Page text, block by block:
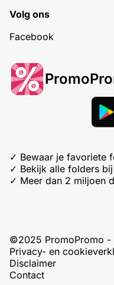
Volg ons
Facebook
✓ Bewaar je favoriete
✓ Bekijk alle folders
✓ Meer dan 2 miljoen
©2025 PromoPromo -
Privacy- en
Disclaimer
Contact